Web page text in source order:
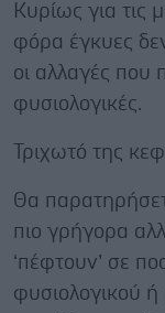
Κυρίως για τις
φόρα έγκυες
οι αλλαγές που
φυσιολογικές.
Τριχωτό της
Θα
πιο γρήγορα
‘πέφτουν’ σε
φυσιολογικού ή